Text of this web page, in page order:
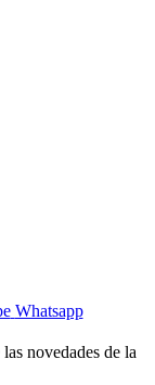
Whatsapp
novedades de la